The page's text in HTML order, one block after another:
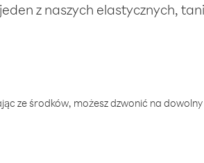
z naszych elastycznych,
ze środków, możesz dzwonić na dowolny